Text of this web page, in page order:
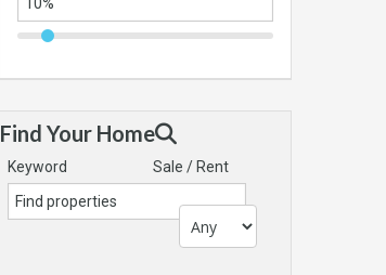
Find Your Home
Keyword Sale / Rent